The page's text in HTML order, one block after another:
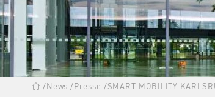
/News/Presse /SMART MOBILITY